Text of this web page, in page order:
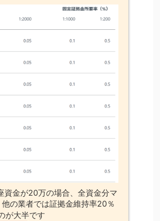
資金が20万の場合、全資金分マ
の業者では証拠金維持率20％
が大半です